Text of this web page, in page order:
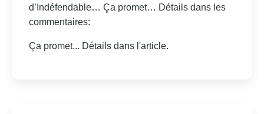
d’Indéfendable… Ça promet… Détails dans les
commentaires:
Ça promet... Détails dans l'article.